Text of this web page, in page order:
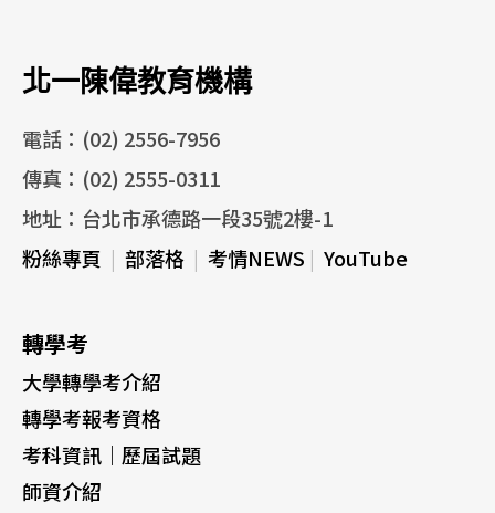
北一陳偉教育機構
電話：(02) 2556-7956
傳真：(02) 2555-0311
地址：台北市承德路一段35號2樓-1
粉絲專頁 | 部落格 | 考情NEWS | YouTube
轉學考
大學轉學考介紹
轉學考報考資格
考科資訊｜歷屆試題
師資介紹